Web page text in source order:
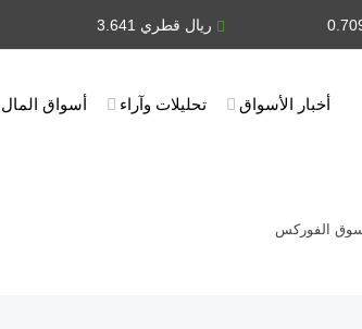
ريال قطري 3.641
أخبار الأسواق تحليلات وآراء أسواق المال
الفوركس